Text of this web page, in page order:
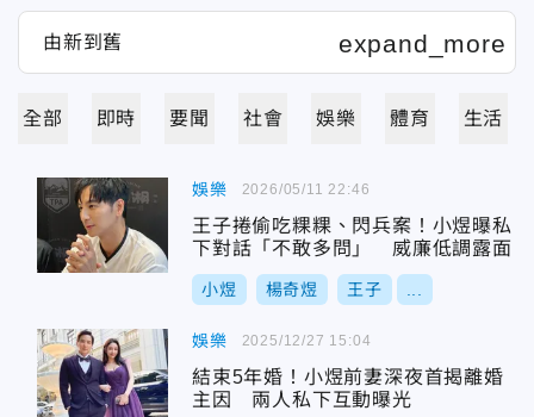
全部 即時 要聞 社會 娛樂 體育 生活
娛樂
王子捲偷吃粿粿、閃兵案！小煜曝私
下對話「不敢多問」 威廉低調露面
小煜 楊奇煜 王子
2026/05/11 22:46
娛樂
結束5年婚！小煜前妻深夜首揭離婚
主因 兩人私下互動曝光
2025/12/27 15:04